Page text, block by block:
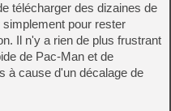
télécharger des dizaines de
pour rester
Il n'y a rien de plus frustrant
de Pac-Man et de
à cause d'un décalage de